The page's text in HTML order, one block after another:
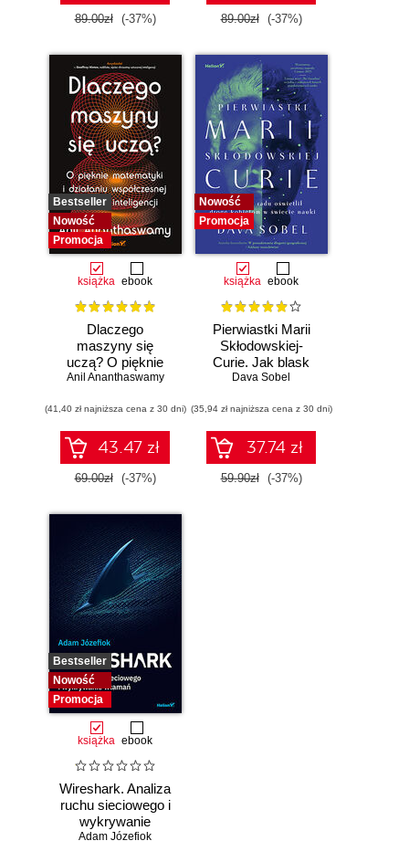
89.00zł (-37%) 89.00zł (-37%)
Bestseller
Nowość
Promocja
książka ebook
Dlaczego
maszyny się
uczą? O pięknie
matematyki i
współczesnej
sztucznej
inteligencji
Anil Ananthaswamy
(41,40 zł najniższa cena z 30 dni)
43.47 zł
69.00zł (-37%)
Nowość
Promocja
książka ebook
Pierwiastki Marii
Skłodowskiej-
Curie. Jak blask
radu oświetlił drogę
świecie nauki
Dava Sobel
(35,94 zł najniższa cena z 30 dni)
37.74 zł
59.90zł (-37%)
Bestseller
Nowość
Promocja
książka ebook
Wireshark. Analiza
ruchu sieciowego i
wykrywanie
włamań
Adam Józefiok